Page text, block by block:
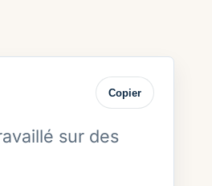
Copier
sur des